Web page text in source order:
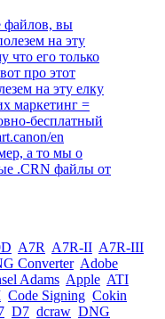
файлов, вы
на эту
что его только
про этот
на эту елку
маркетинг =
бесплатный
en
а то мы о
.CRN файлы от
A7R A7R-II A7R-III
Converter Adobe
Adams Apple ATI
Code Signing Cokin
D7 dcraw DNG